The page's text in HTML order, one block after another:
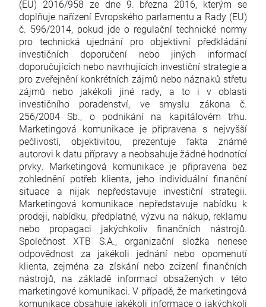
(EU) 2016/958 ze dne 9. března 2016, kterým se
doplňuje nařízení Evropského parlamentu a Rady (EU)
č. 596/2014, pokud jde o regulační technické normy
pro technická ujednání pro objektivní předkládání
investičních doporučení nebo jiných informací
doporučujících nebo navrhujících investiční strategie a
pro zveřejnění konkrétních zájmů nebo náznaků střetu
zájmů nebo jakékoli jiné rady, a to i v oblasti
investičního poradenství, ve smyslu zákona č.
256/2004 Sb., o podnikání na kapitálovém trhu.
Marketingová komunikace je připravena s nejvyšší
pečlivostí, objektivitou, prezentuje fakta známé
autorovi k datu přípravy a neobsahuje žádné hodnotící
prvky. Marketingová komunikace je připravena bez
zohlednění potřeb klienta, jeho individuální finanční
situace a nijak nepředstavuje investiční strategii.
Marketingová komunikace nepředstavuje nabídku k
prodeji, nabídku, předplatné, výzvu na nákup, reklamu
nebo propagaci jakýchkoliv finančních nástrojů.
Společnost XTB S.A., organizační složka nenese
odpovědnost za jakékoli jednání nebo opomenutí
klienta, zejména za získání nebo zcizení finančních
nástrojů, na základě informací obsažených v této
marketingové komunikaci. V případě, že marketingová
komunikace obsahuje jakékoli informace o jakýchkoli